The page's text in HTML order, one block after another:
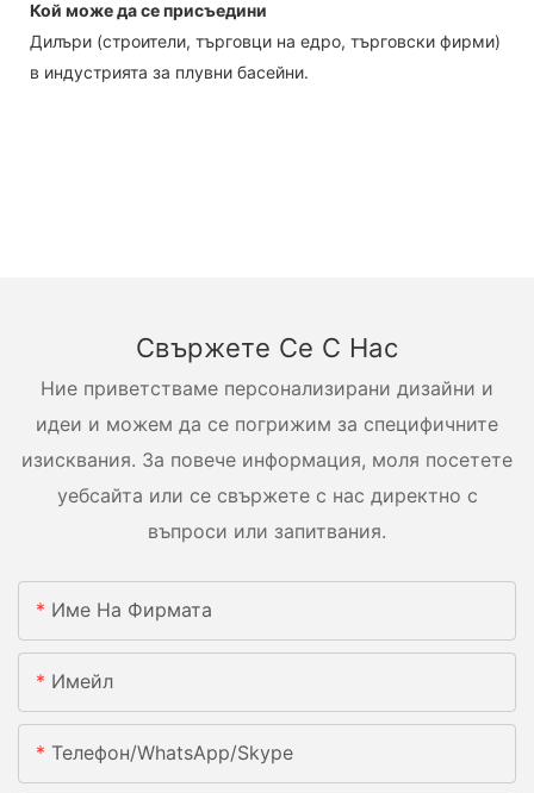
Кой може да се присъедини
Дилъри (строители, търговци на едро, търговски фирми)
в индустрията за плувни басейни.
Свържете Се С Нас
Ние приветстваме персонализирани дизайни и
идеи и можем да се погрижим за специфичните
изисквания. За повече информация, моля посетете
уебсайта или се свържете с нас директно с
въпроси или запитвания.
Име На Фирмата
Имейл
Телефон/WhatsApp/Skype